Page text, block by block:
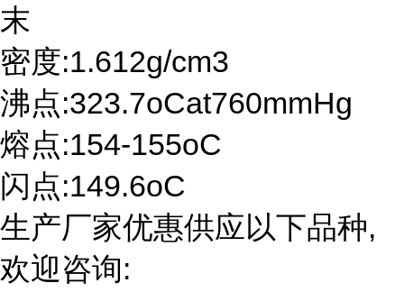
末
密度:1.612g/cm3
沸点:323.7oCat760mmHg
熔点:154-155oC
闪点:149.6oC
生产厂家优惠供应以下品种,
欢迎咨询: